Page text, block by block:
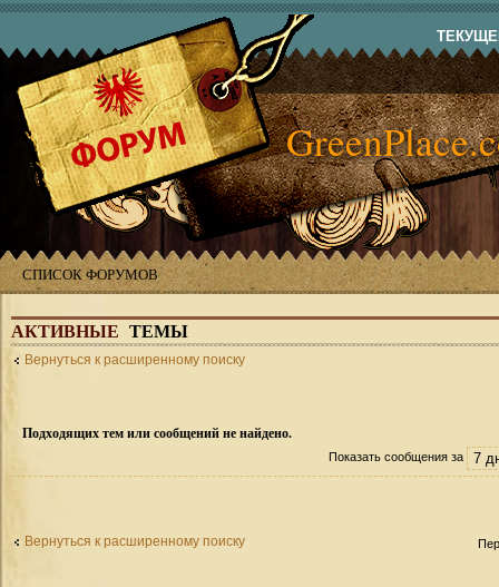
СПИСОК ФОРУМОВ
АКТИВНЫЕ ТЕМЫ
Вернуться к расширенному поиску
Подходящих тем или сообщений не найдено.
Показать сообщения за
Вернуться к расширенному поиску